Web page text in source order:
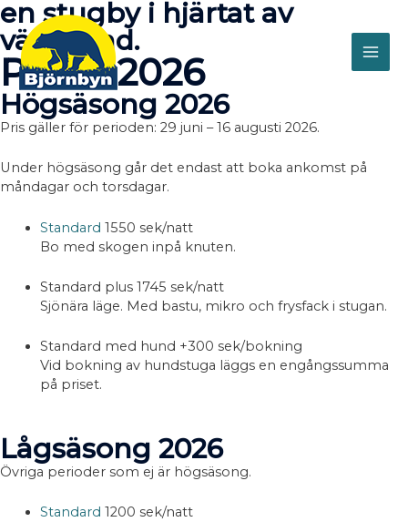
Hoppa
till
innehåll
en stugby i hjärtat av
värmland.
Priser 2026
Högsäsong 2026
Pris gäller för perioden: 29 juni – 16 augusti 2026.
Under högsäsong går det endast att boka ankomst på
måndagar och torsdagar.
Standard 1550 sek/natt
Bo med skogen inpå knuten.
Standard plus 1745 sek/natt
Sjönära läge. Med bastu, mikro och frysfack i stugan.
Standard med hund +300 sek/bokning
Vid bokning av hundstuga läggs en engångssumma
på priset.
Lågsäsong 2026
Övriga perioder som ej är högsäsong.
Standard 1200 sek/natt